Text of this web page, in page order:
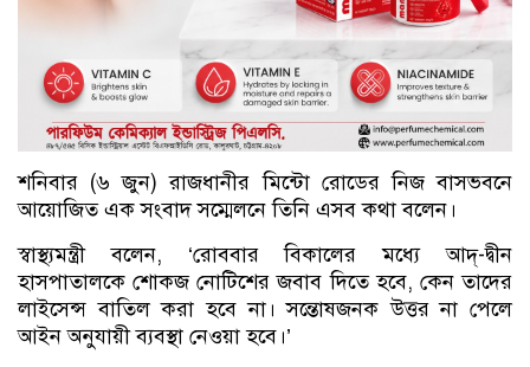
শনিবার (৬ জুন) রাজধানীর মিন্টো রোডের নিজ বাসভবনে
আয়োজিত এক সংবাদ সম্মেলনে তিনি এসব কথা বলেন।
স্বাস্থ্যমন্ত্রী বলেন, ‘রোববার বিকালের মধ্যে আদ্-দ্বীন
হাসপাতালকে শোকজ নোটিশের জবাব দিতে হবে, কেন তাদের
লাইসেন্স বাতিল করা হবে না। সন্তোষজনক উত্তর না পেলে
আইন অনুযায়ী ব্যবস্থা নেওয়া হবে।’